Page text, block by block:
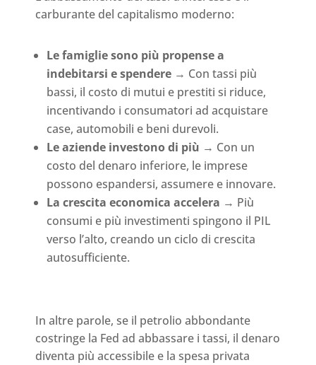
carburante del capitalismo moderno:
Le famiglie sono più propense a
indebitarsi e spendere→ Con tassi più
bassi, il costo di mutui e prestiti si riduce,
incentivando i consumatori ad acquistare
case, automobili e beni durevoli.
Le aziende investono di più → Con un
costo del denaro inferiore, le imprese
possono espandersi, assumere e innovare.
La crescita economica accelera → Più
consumi e più investimenti spingono il PIL
verso l’alto, creando un ciclo di crescita
autosufficiente.
In altre parole, se il petrolio abbondante
costringe la Fed ad abbassare i tassi, il denaro
diventa più accessibile e la spesa privata